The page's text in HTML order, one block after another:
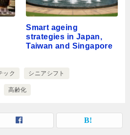
Smart ageing
strategies in Japan,
Taiwan and Singapore
ック シニアシフト
高齢化